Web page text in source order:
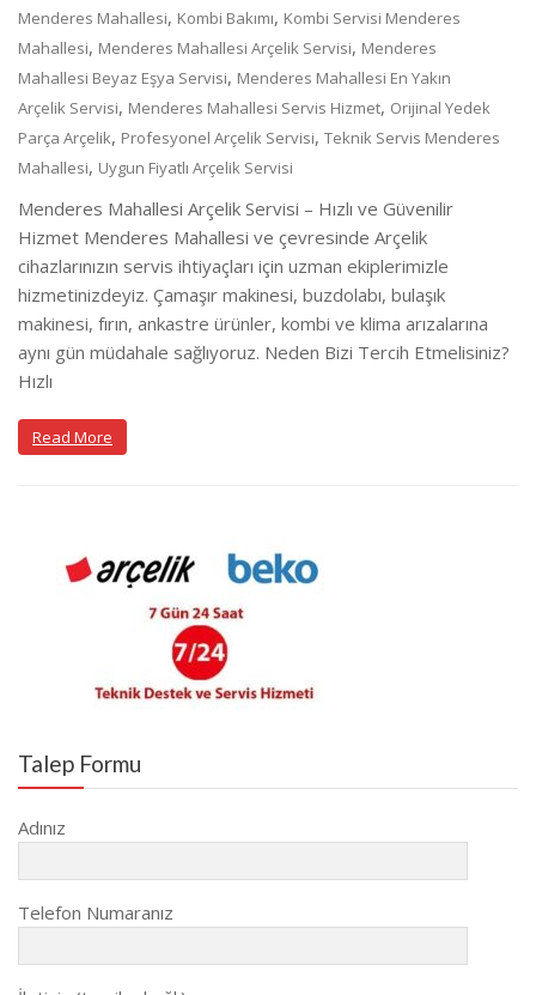
Menderes Mahallesi, Kombi Bakımı, Kombi Servisi Menderes
Mahallesi, Menderes Mahallesi Arçelik Servisi, Menderes
Mahallesi Beyaz Eşya Servisi, Menderes Mahallesi En Yakın
Arçelik Servisi, Menderes Mahallesi Servis Hizmet, Orijinal Yedek
Parça Arçelik, Profesyonel Arçelik Servisi, Teknik Servis Menderes
Mahallesi, Uygun Fiyatlı Arçelik Servisi
Menderes Mahallesi Arçelik Servisi – Hızlı ve Güvenilir
Hizmet Menderes Mahallesi ve çevresinde Arçelik
cihazlarınızın servis ihtiyaçları için uzman ekiplerimizle
hizmetinizdeyiz. Çamaşır makinesi, buzdolabı, bulaşık
makinesi, fırın, ankastre ürünler, kombi ve klima arızalarına
aynı gün müdahale sağlıyoruz. Neden Bizi Tercih Etmelisiniz?
Hızlı
Read More
Talep Formu
Adınız
Telefon Numaranız